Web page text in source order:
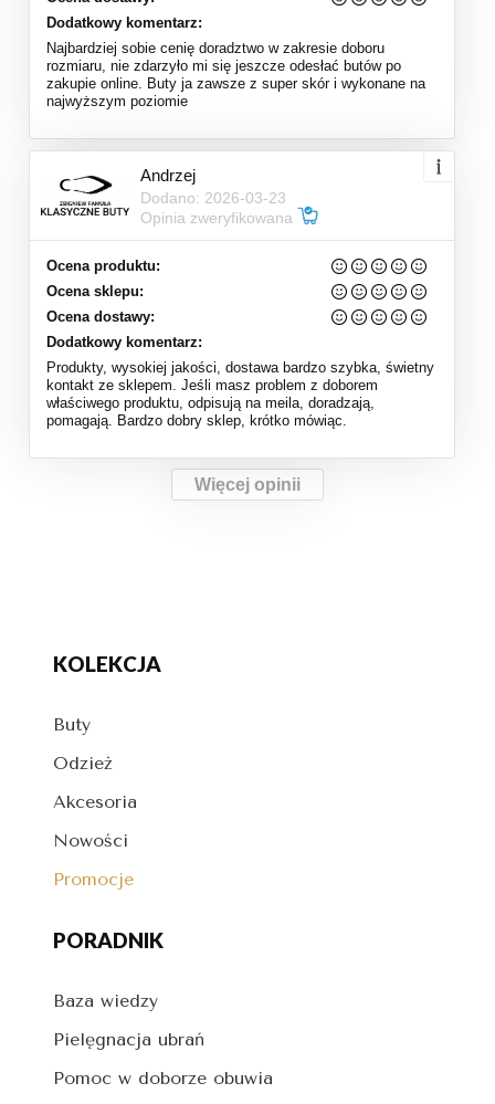
Dodatkowy komentarz:
Najbardziej sobie cenię doradztwo w zakresie doboru
rozmiaru, nie zdarzyło mi się jeszcze odesłać butów po
zakupie online. Buty ja zawsze z super skór i wykonane na
najwyższym poziomie
Andrzej
Dodano: 2026-03-23
Opinia zweryfikowana
Ocena produktu:
Ocena sklepu:
Ocena dostawy:
Dodatkowy komentarz:
Produkty, wysokiej jakości, dostawa bardzo szybka, świetny
kontakt ze sklepem. Jeśli masz problem z doborem
właściwego produktu, odpisują na meila, doradzają,
pomagają. Bardzo dobry sklep, krótko mówiąc.
Więcej opinii
KOLEKCJA
Buty
Odzież
Akcesoria
Nowości
Promocje
PORADNIK
Baza wiedzy
Pielęgnacja ubrań
Pomoc w doborze obuwia